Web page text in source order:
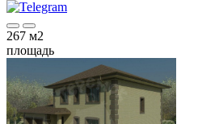
267 м2
площадь